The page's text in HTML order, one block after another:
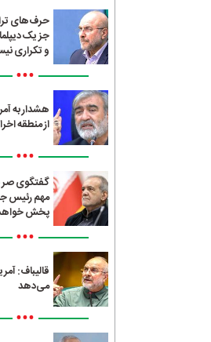
حرف‌های
جز یک
و تکراری
•••
هشدار به
از منطقه
•••
گفتگوی
مهم رئیس
پخش
•••
قالیباف:
می‌دهد
•••